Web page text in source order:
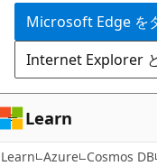
ツ
に
ス
キ
ッ
プ
Microsoft Edge を
Internet Explorer
Learn
Learn Azure Cosmos DB